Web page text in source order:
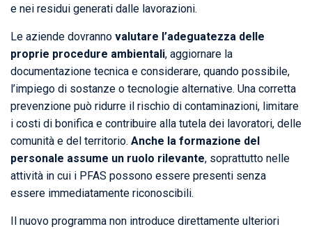
e nei residui generati dalle lavorazioni.
Le aziende dovranno valutare l’adeguatezza delle
proprie procedure ambientali, aggiornare la
documentazione tecnica e considerare, quando possibile,
l’impiego di sostanze o tecnologie alternative. Una corretta
prevenzione può ridurre il rischio di contaminazioni, limitare
i costi di bonifica e contribuire alla tutela dei lavoratori, delle
comunità e del territorio. Anche la formazione del
personale assume un ruolo rilevante, soprattutto nelle
attività in cui i PFAS possono essere presenti senza
essere immediatamente riconoscibili.
Il nuovo programma non introduce direttamente ulteriori